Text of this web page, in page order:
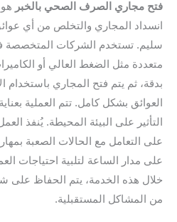
فتح مجاري الصرف الصحي بالخبر
انسداد المجاري والتخلص من أي
سليم. تستخدم الشركات المتخصصة
متعددة مثل الضغط العالي أو
بدقة، ثم يتم فتح المجاري باستخدام
العوائق بشكل كامل. تتم العملية
التأثير على البيئة المحيطة. يُنفذ
على التعامل مع الحالات الصعبة
على مدار الساعة لتلبية احتياجات
خلال هذه الخدمة، يتم الحفاظ على
من المشاكل المستقبلية.